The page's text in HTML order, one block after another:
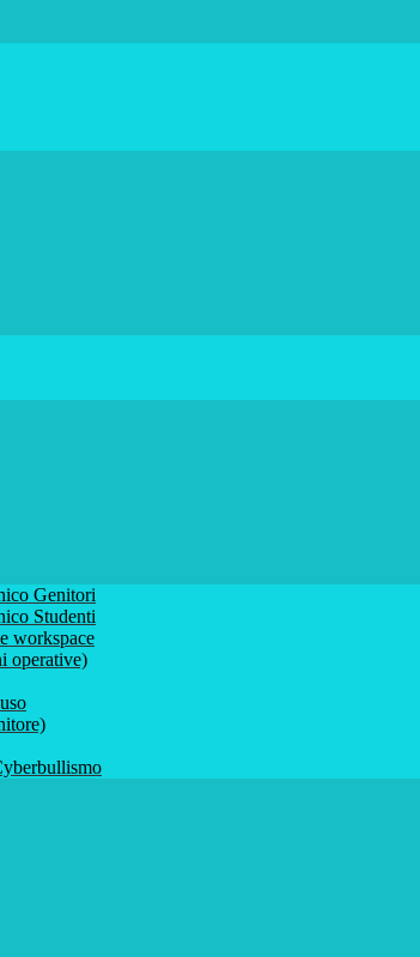
Genitori
Studenti
workspace
operative)